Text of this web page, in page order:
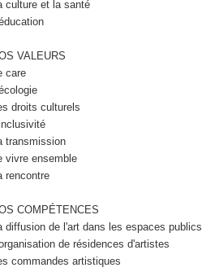
culture et la santé
VALEURS
care
droits culturels
transmission
vivre ensemble
rencontre
COMPÉTENCES
diffusion de l'art dans les espaces publics
de résidences d'artistes
commandes artistiques